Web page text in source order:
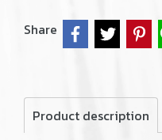
Share
Product description